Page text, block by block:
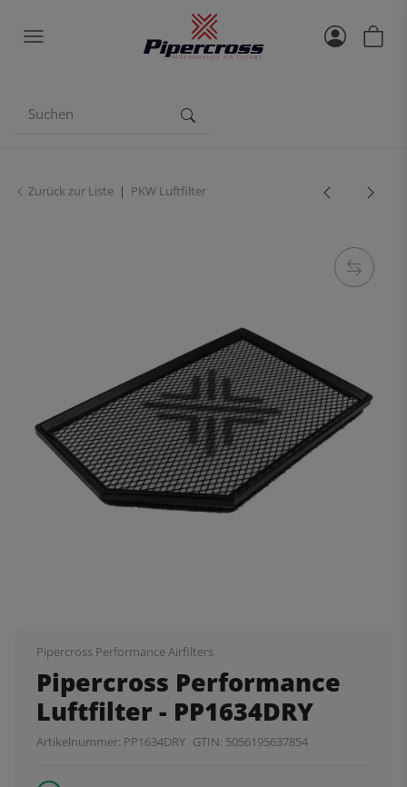
Zurück zur Liste PKW Luftfilter
Pipercross Performance Airfilters
Pipercross Performance
Luftfilter - PP1634DRY
Artikelnummer: PP1634DRY GTIN: 5056195637854